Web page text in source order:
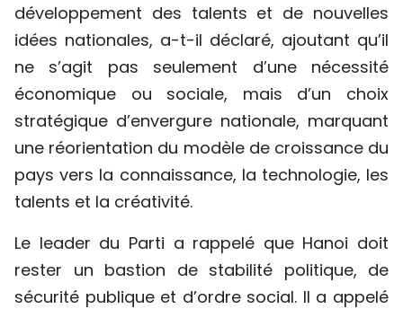
développement des talents et de nouvelles
idées nationales, a-t-il déclaré, ajoutant qu’il
ne s’agit pas seulement d’une nécessité
économique ou sociale, mais d’un choix
stratégique d’envergure nationale, marquant
une réorientation du modèle de croissance du
pays vers la connaissance, la technologie, les
talents et la créativité.
Le leader du Parti a rappelé que Hanoi doit
rester un bastion de stabilité politique, de
sécurité publique et d’ordre social. Il a appelé